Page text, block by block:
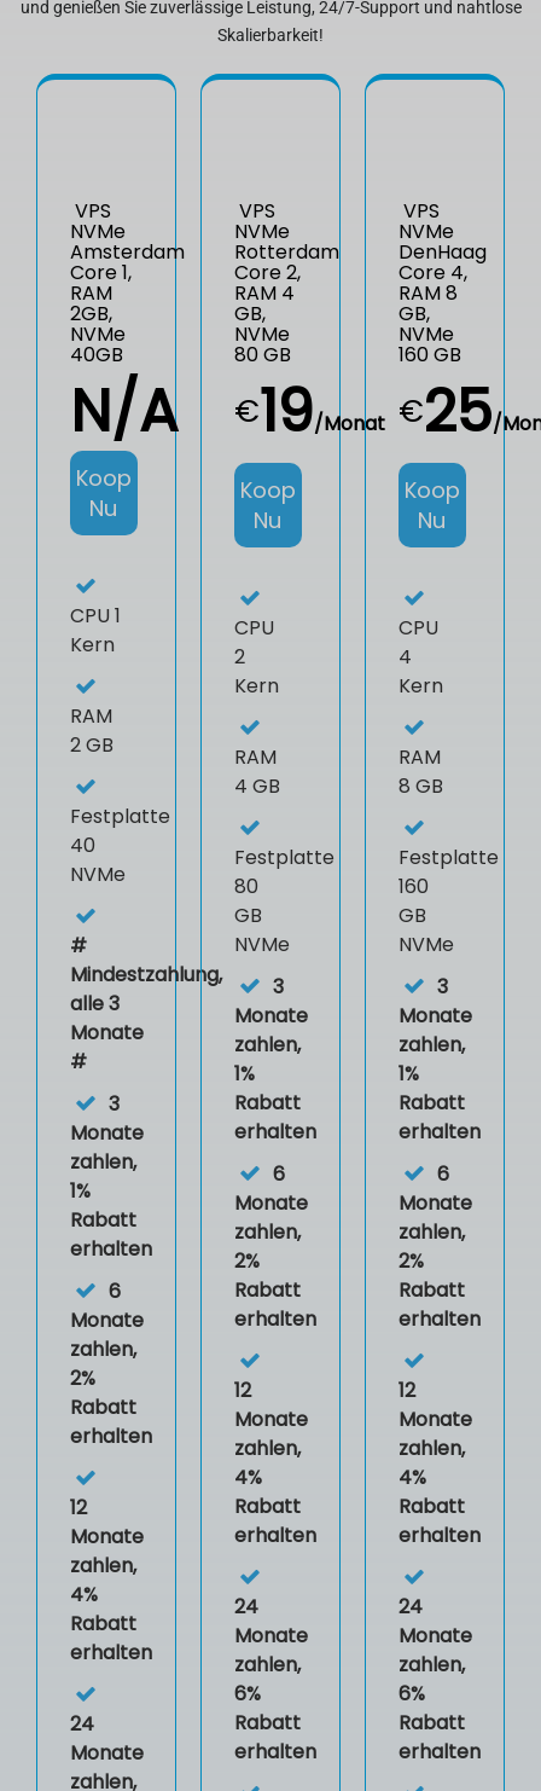
und genießen Sie zuverlässige Leistung, 24/7-Support und nahtlose
Skalierbarkeit!
VPS
NVMe
Amsterdam
Core 1,
RAM
2GB,
NVMe
40GB
N/A
Koop
Nu
CPU1
Kern
RAM
2 GB
Festplatte
40
NVMe
#
Mindestzahlung,
alle 3
Monate
#
3
Monate
zahlen,
1%
Rabatt
erhalten
6
Monate
zahlen,
2%
Rabatt
erhalten
12
Monate
zahlen,
4%
Rabatt
erhalten
24
Monate
zahlen,
VPS
NVMe
Rotterdam
Core 2,
RAM 4
GB,
NVMe
80 GB
€19/Monat
Koop
Nu
CPU
2
Kern
RAM
4 GB
Festplatte
80
GB
NVMe
3
Monate
zahlen,
1%
Rabatt
erhalten
6
Monate
zahlen,
2%
Rabatt
erhalten
12
Monate
zahlen,
4%
Rabatt
erhalten
24
Monate
zahlen,
6%
Rabatt
erhalten
VPS
NVMe
DenHaag
Core 4,
RAM 8
GB,
NVMe
160 GB
€25/
Koop
Nu
CPU
4
Kern
RAM
8 GB
Festplatte
160
GB
NVMe
3
Monate
zahlen,
1%
Rabatt
erhalten
6
Monate
zahlen,
2%
Rabatt
erhalten
12
Monate
zahlen,
4%
Rabatt
erhalten
24
Monate
zahlen,
6%
Rabatt
erhalten